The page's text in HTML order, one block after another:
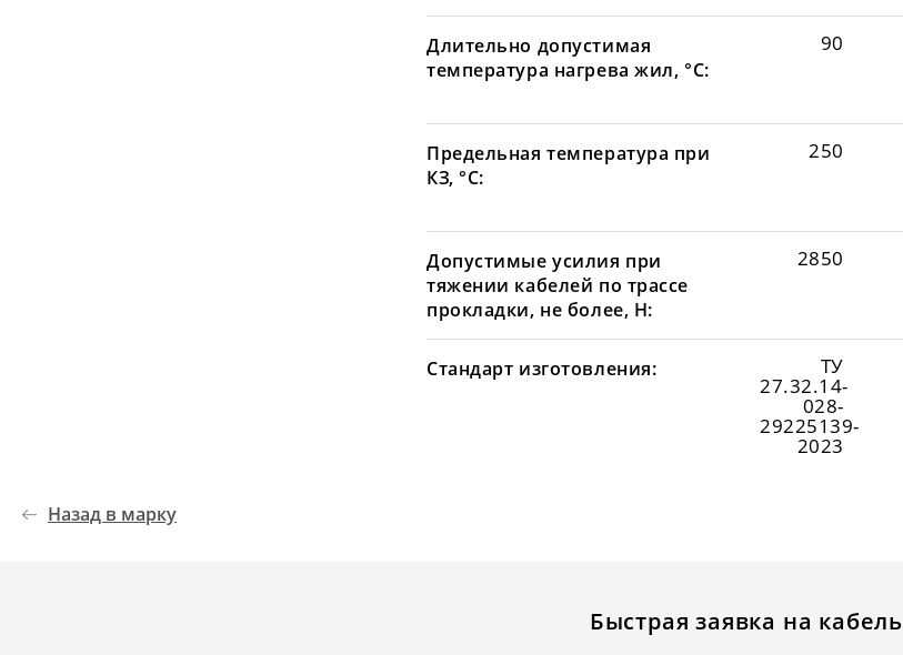
Длительно допустимая
температура нагрева жил, °С:
90
Предельная температура при
КЗ, °С:
250
Допустимые усилия при
тяжении кабелей по трассе
прокладки, не более, Н:
2850
Стандарт изготовления: ТУ
27.32.14-
028-
29225139-
2023
Назад в марку
Быстрая заявка на кабель